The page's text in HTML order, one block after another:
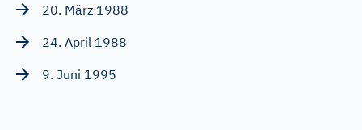
20. März 1988
24. April 1988
9. Juni 1995